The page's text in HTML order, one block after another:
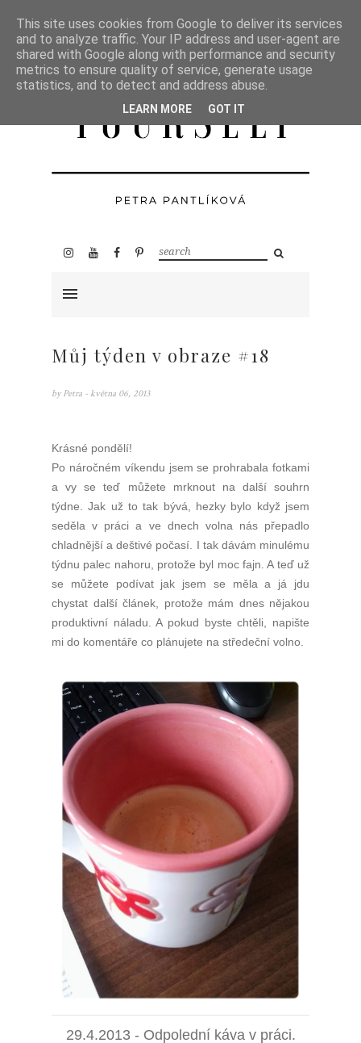
Můj týden v obraze #18
by Petra - května 06, 2013
Krásné pondělí!
Po náročném víkendu jsem se prohrabala fotkami
a vy se teď můžete mrknout na další souhrn
týdne. Jak už to tak bývá, hezky bylo když jsem
seděla v práci a ve dnech volna nás přepadlo
chladnější a deštivé počasí. I tak dávám minulému
týdnu palec nahoru, protože byl moc fajn. A teď už
se můžete podívat jak jsem se měla a já jdu
chystat další článek, protože mám dnes nějakou
produktivní náladu. A pokud byste chtěli, napište
mi do komentáře co plánujete na středeční volno.
29.4.2013 - Odpolední káva v práci.
This site uses cookies from Google to deliver its services
and to analyze traffic. Your IP address and user-agent are
shared with Google along with performance and security
metrics to ensure quality of service, generate usage
statistics, and to detect and address abuse.
LEARN MORE GOT IT